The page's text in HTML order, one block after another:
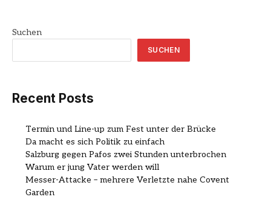
Suchen
SUCHEN
Recent Posts
Termin und Line-up zum Fest unter der Brücke
Da macht es sich Politik zu einfach
Salzburg gegen Pafos zwei Stunden unterbrochen
Warum er jung Vater werden will
Messer-Attacke – mehrere Verletzte nahe Covent
Garden